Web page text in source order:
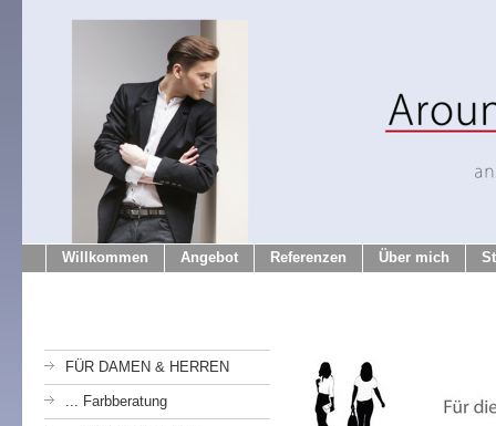
Willkommen Angebot Referenzen Über mich
FÜR DAMEN & HERREN
... Farbberatung